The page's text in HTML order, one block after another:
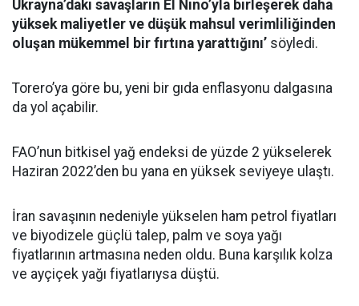
Ukrayna’daki savaşların El Nino’yla birleşerek daha
yüksek maliyetler ve düşük mahsul verimliliğinden
oluşan mükemmel bir fırtına yarattığını’ söyledi.
Torero’ya göre bu, yeni bir gıda enflasyonu dalgasına
da yol açabilir.
FAO’nun bitkisel yağ endeksi de yüzde 2 yükselerek
Haziran 2022’den bu yana en yüksek seviyeye ulaştı.
İran savaşının nedeniyle yükselen ham petrol fiyatları
ve biyodizele güçlü talep, palm ve soya yağı
fiyatlarının artmasına neden oldu. Buna karşılık kolza
ve ayçiçek yağı fiyatlarıysa düştü.